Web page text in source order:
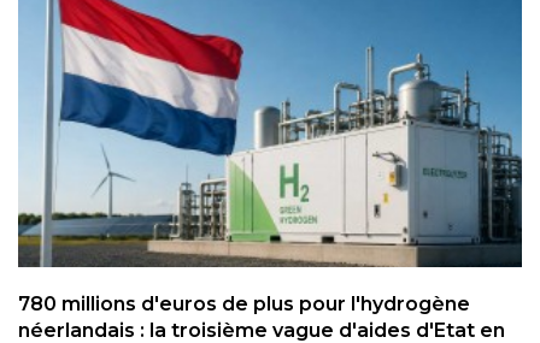
780 millions d'euros de plus pour l'hydrogène
néerlandais : la troisième vague d'aides d'Etat en